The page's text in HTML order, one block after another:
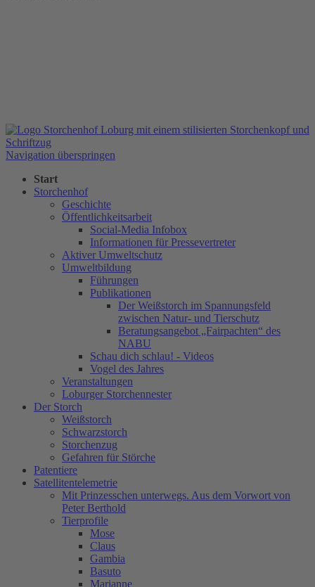
Navigation überspringen
Start
Storchenhof
Geschichte
Öffentlichkeitsarbeit
Social-Media Infobox
Informationen für Pressevertreter
Aktiver Umweltschutz
Umweltbildung
Führungen
Publikationen
Der Weißstorch im Spannungsfeld
zwischen Natur- und Tierschutz
Beratungsangebot „Fairpachten“ des
NABU
Schau dich schlau! - Videos
Vogel des Jahres
Veranstaltungen
Loburger Storchennester
Der Storch
Weißstorch
Schwarzstorch
Storchenzug
Gefahren für Störche
Patentiere
Satellitentelemetrie
Mit Prinzesschen unterwegs. Aus dem Vorwort von
Peter Berthold
Tierprofile
Mose
Claus
Gambia
Basuto
Marianne